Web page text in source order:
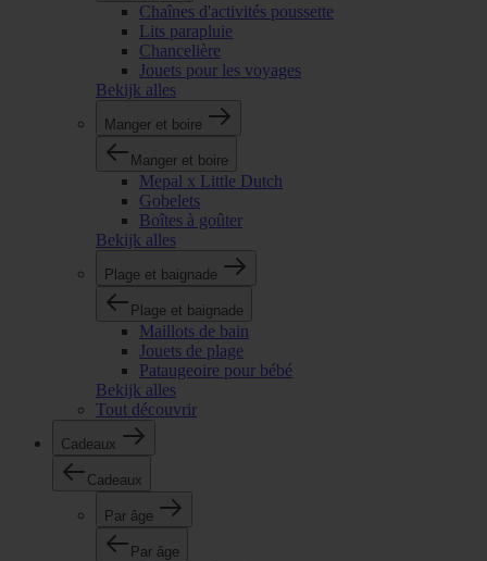
Chaînes d'activités poussette
Lits parapluie
Chancelière
Jouets pour les voyages
Bekijk alles
Manger et boire
Manger et boire
Mepal x Little Dutch
Gobelets
Boîtes à goûter
Bekijk alles
Plage et baignade
Plage et baignade
Maillots de bain
Jouets de plage
Pataugeoire pour bébé
Bekijk alles
Tout découvrir
Cadeaux
Cadeaux
Par âge
Par âge